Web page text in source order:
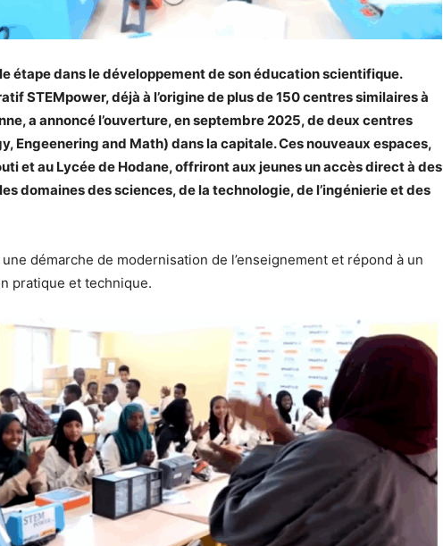
étape dans le développement de son éducation scientifique.
STEMpower, déjà à l’origine de plus de 150 centres similaires à
a annoncé l’ouverture, en septembre 2025, de deux centres
Engeenering and Math) dans la capitale. Ces nouveaux espaces,
et au Lycée de Hodane, offriront aux jeunes un accès direct à des
domaines des sciences, de la technologie, de l’ingénierie et des
démarche de modernisation de l’enseignement et répond à un
pratique et technique.